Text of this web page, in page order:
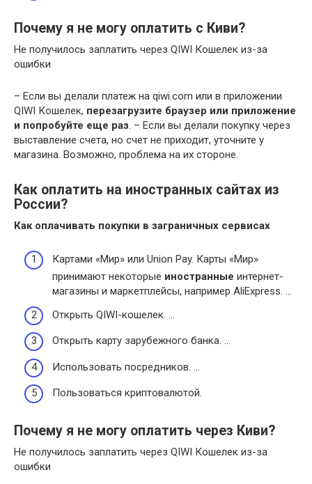
Почему я не могу оплатить с Киви?
Не получилось заплатить через QIWI Кошелек из-за
ошибки
– Если вы делали платеж на qiwi.com или в приложении
QIWI Кошелек, перезагрузите браузер или приложение
и попробуйте еще раз. – Если вы делали покупку через
выставление счета, но счет не приходит, уточните у
магазина. Возможно, проблема на их стороне.
Как оплатить на иностранных сайтах из
России?
Как оплачивать покупки в заграничных сервисах
Картами «Мир» или Union Pay. Карты «Мир»
принимают некоторые иностранные интернет-
магазины и маркетплейсы, например AliExpress. …
Открыть QIWI-кошелек. …
Открыть карту зарубежного банка. …
Использовать посредников. …
Пользоваться криптовалютой.
Почему я не могу оплатить через Киви?
Не получилось заплатить через QIWI Кошелек из-за
ошибки